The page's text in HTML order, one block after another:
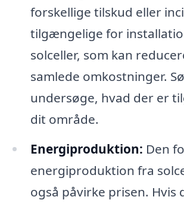
forskellige tilskud eller
tilgængelige for
solceller, som kan
samlede omkostninger.
undersøge, hvad der er
dit område.
Energiproduktion: Den
energiproduktion fra
også påvirke prisen. Hvis